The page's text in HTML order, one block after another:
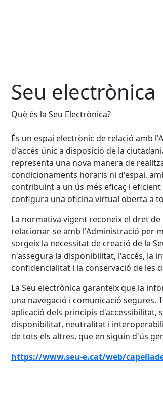
Seu electrònica
Què és la Seu Electrònica?
És un espai electrònic de relació amb
d'accés únic a disposició de la
representa una nova manera de
condicionaments horaris ni d'espai,
contribuint a un ús més eficaç i
configura una oficina virtual oberta a
La normativa vigent reconeix el dret
relacionar-se amb l'Administració per
sorgeix la necessitat de creació de la
n'assegura la disponibilitat, l'accés, la
confidencialitat i la conservació de les
La Seu electrònica garanteix que la
una navegació i comunicació segures.
aplicació dels principis d'accessibilitat,
disponibilitat, neutralitat i
de tots els altres, que en siguin d'ús
https://www.seu-e.cat/web/